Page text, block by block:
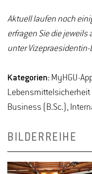
Aktuell laufen noch
erfragen Sie die jeweils
unter Vizepraesidentin-
Kategorien: MyHGU-
Lebensmittelsicherheit
Business (B.Sc.),
BILDERREIHE